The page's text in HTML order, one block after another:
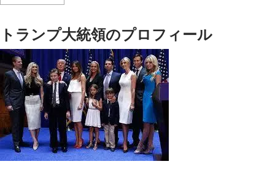
トランプ大統領のプロフィール